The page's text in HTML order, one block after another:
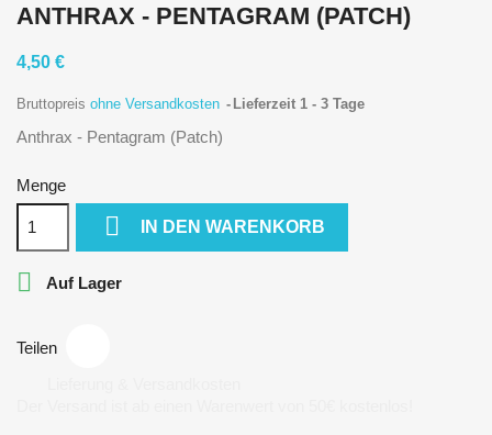
ANTHRAX - PENTAGRAM (PATCH)
4,50 €
Bruttopreis ohne Versandkosten Lieferzeit 1 - 3 Tage
Anthrax - Pentagram (Patch)
Menge
 IN DEN WARENKORB
 Auf Lager
Teilen